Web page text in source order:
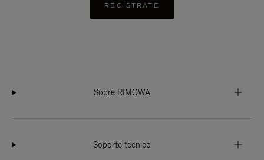
REGÍSTRATE
Sobre RIMOWA
Soporte técnico